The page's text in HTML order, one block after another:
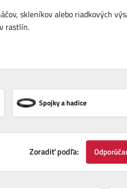
skleníkov alebo riadkových
rastlín.
Spojky a hadice
Zoradiť podľa: